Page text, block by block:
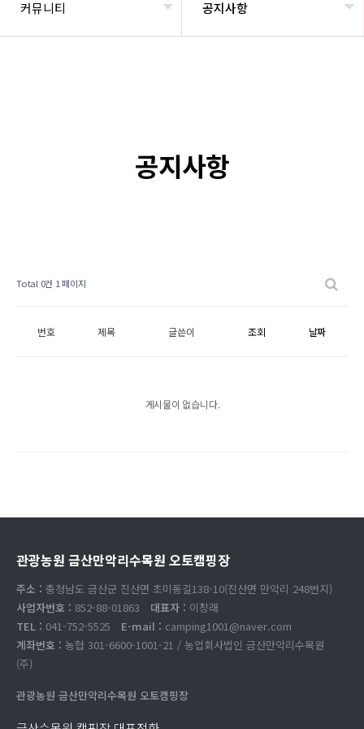
커뮤니티 공지사항
공지사항
Total 0건 1 페이지
번호 제목 글쓴이 조회 날짜
게시물이 없습니다.
관광농원 금산만악리수목원 오토캠핑장
주소 : 충청남도 금산군 진산면 초미동길138-10(진산면 만악리 248번지)
사업자번호 : 852-88-01863 대표자 : 이창래
TEL : 041-752-5525 E-mail : camping1001@naver.com
계좌번호 : 농협 301-6600-1001-21 / 농업회사법인 금산만악리수목원
(주)
관광농원 금산만악리수목원 오토캠핑장